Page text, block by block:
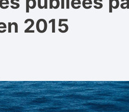
CONTACT
•
2015